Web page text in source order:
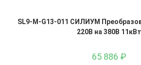
SL9-M-G13-011 СИЛИУМ
220В на 380В 11кВт
65 886 ₽